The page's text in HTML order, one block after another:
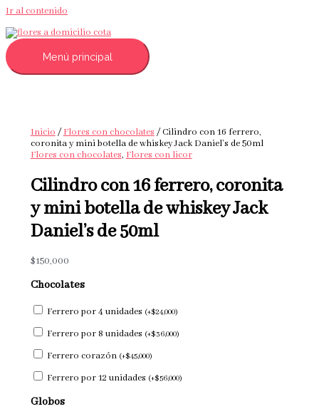
Ir al contenido
Menú principal
Inicio/Flores con chocolates/ Cilindro con 16 ferrero,
coronita y mini botella de whiskey Jack Daniel’s de 50ml
Flores con chocolates,Flores con licor
Cilindro con 16 ferrero, coronita
y mini botella de whiskey Jack
Daniel’s de 50ml
$150,000
Chocolates
Ferrero por 4 unidades (+$24,000)
Ferrero por 8 unidades (+$36,000)
Ferrero corazón (+$45,000)
Ferrero por 12 unidades (+$56,000)
Globos